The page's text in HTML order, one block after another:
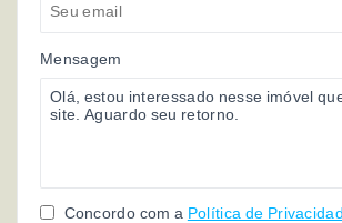
Mensagem
Concordo com a Política de